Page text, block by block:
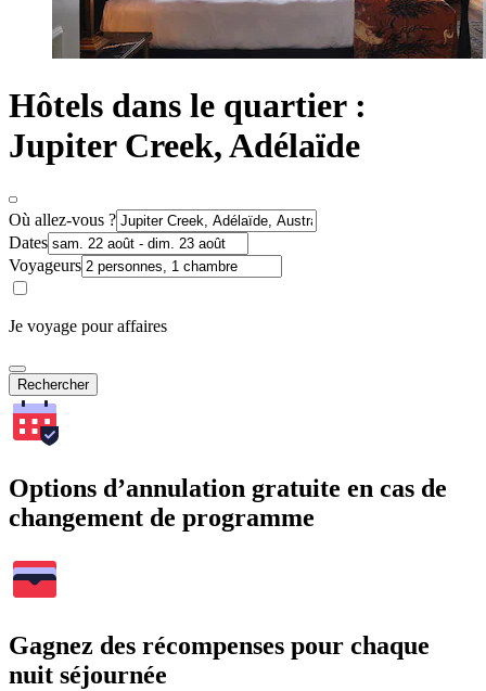
Hôtels dans le quartier :
Jupiter Creek, Adélaïde
Où allez-vous ?
Dates
Voyageurs
Je voyage pour affaires
Rechercher
Options d’annulation gratuite en cas de
changement de programme
Gagnez des récompenses pour chaque
nuit séjournée